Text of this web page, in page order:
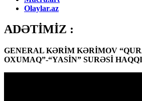
Olaylar.az
ADƏTİMİZ :
GENERAL KƏRİM KƏRİMOV
OXUMAQ”-“YASİN” SURƏSİ